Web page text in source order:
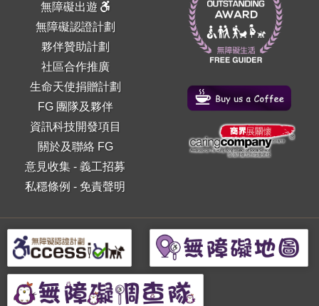
無障礙出遊
無障礙認證計劃
夥伴贊助計劃
社區合作推廣
生命天使捐贈計劃
FG 團隊及夥伴
資訊科技開發項目
關於及聯絡 FG
意見收集 -義工招募
私穩條例 - 免責聲明